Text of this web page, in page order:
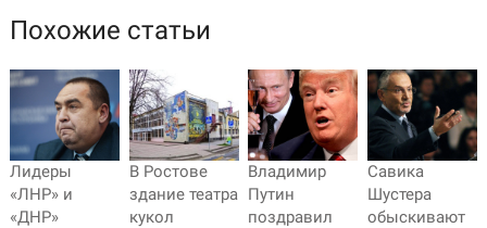
Похожие статьи
Лидеры
«ЛНР» и
«ДНР»
В Ростове
здание театра
кукол
Владимир
Путин
поздравил
Савика
Шустера
обыскивают